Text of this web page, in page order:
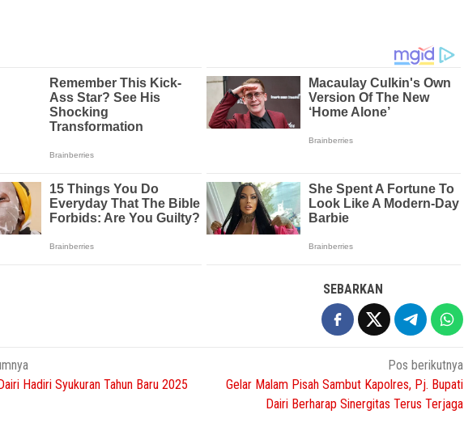
SEBARKAN
Hadiri Syukuran Tahun Baru 2025
Pos berikutnya
Gelar Malam Pisah Sambut Kapolres, Pj. Bupati
Dairi Berharap Sinergitas Terus Terjaga